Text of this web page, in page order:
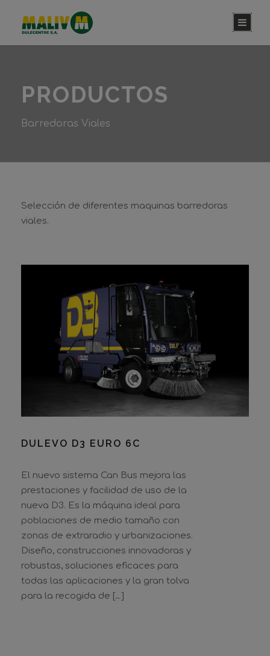
PRODUCTOS
Barredoras Viales
Selección de diferentes maquinas barredoras
viales.
DULEVO D3 EURO 6C
El nuevo sistema Can Bus mejora las
prestaciones y facilidad de uso de la
nueva D3. Es la máquina ideal para
poblaciones de medio tamaño con
zonas de extraradio y urbanizaciones.
Diseño, construcciones innovadoras y
robustas, soluciones eficaces para
todas las aplicaciones y la gran tolva
para la recogida de […]